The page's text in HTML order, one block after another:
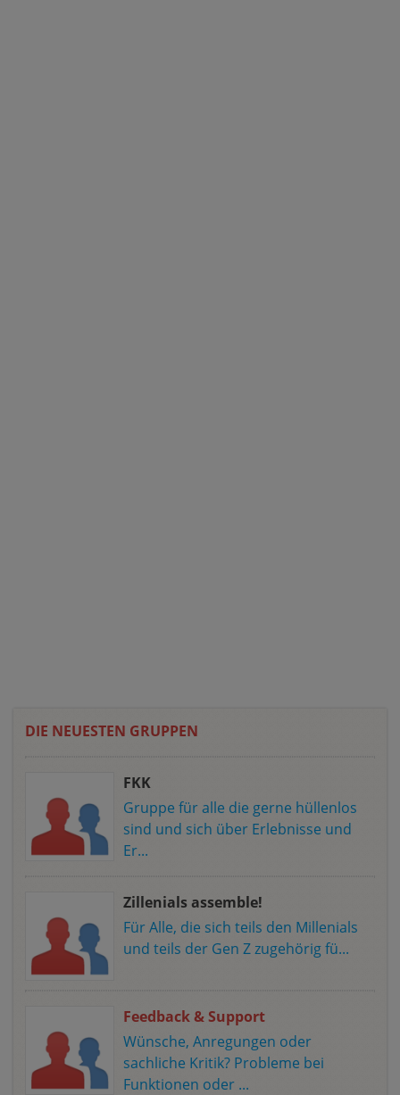
DIE NEUESTEN GRUPPEN
FKK
Gruppe für alle die gerne hüllenlos
sind und sich über Erlebnisse und
Er...
Zillenials assemble!
Für Alle, die sich teils den Millenials
und teils der Gen Z zugehörig fü...
Feedback & Support
Wünsche, Anregungen oder
sachliche Kritik? Probleme bei
Funktionen oder ...